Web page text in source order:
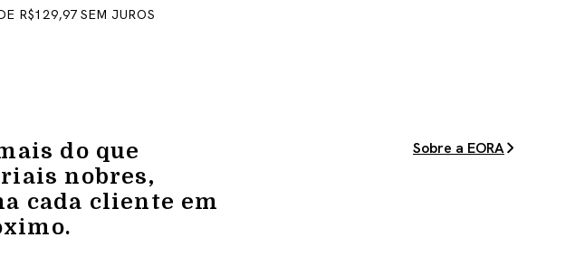
R$129,97 SEM JUROS
do que
nobres,
cada cliente em
Sobre a EORA